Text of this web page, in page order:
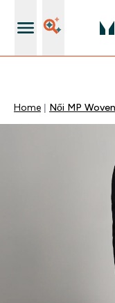
Home Női MP